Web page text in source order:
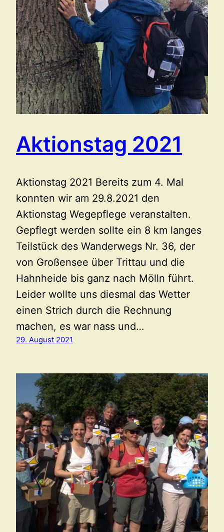
Aktionstag 2021
Aktionstag 2021 Bereits zum 4. Mal
konnten wir am 29.8.2021 den
Aktionstag Wegepflege veranstalten.
Gepflegt werden sollte ein 8 km langes
Teilstück des Wanderwegs Nr. 36, der
von Großensee über Trittau und die
Hahnheide bis ganz nach Mölln führt.
Leider wollte uns diesmal das Wetter
einen Strich durch die Rechnung
machen, es war nass und…
29. August 2021